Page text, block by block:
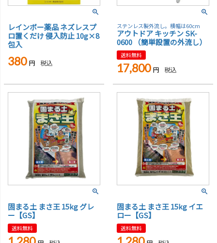
レインボー薬品 ネズレスプ
ロ置くだけ 侵入防止 10g×8
包入
380 税込
ステンレス製外流し。横幅は60cm
アウトドア キッチン SK-
0600 （簡単設置の外流し）
送料無料
17,800 税込
固まる土 まさ王 15kg グレ
ー【GS】
送料無料
固まる土 まさ王 15kg イエ
ロー【GS】
送料無料